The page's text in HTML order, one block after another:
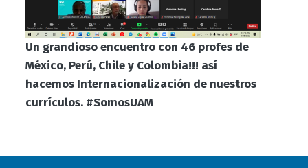
Un grandioso encuentro con 46 profes de
México, Perú, Chile y Colombia!!! así
hacemos Internacionalización de nuestros
currículos. #SomosUAM